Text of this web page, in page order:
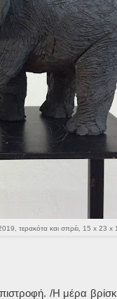
τερακότα και σπρέι, 15 x23 x
/Η μέρα